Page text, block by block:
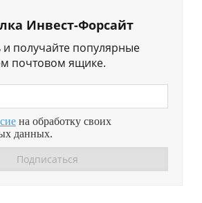
Инвест-Форсайт
получайте популярные
почтовом ящике.
на обработку своих
данных.